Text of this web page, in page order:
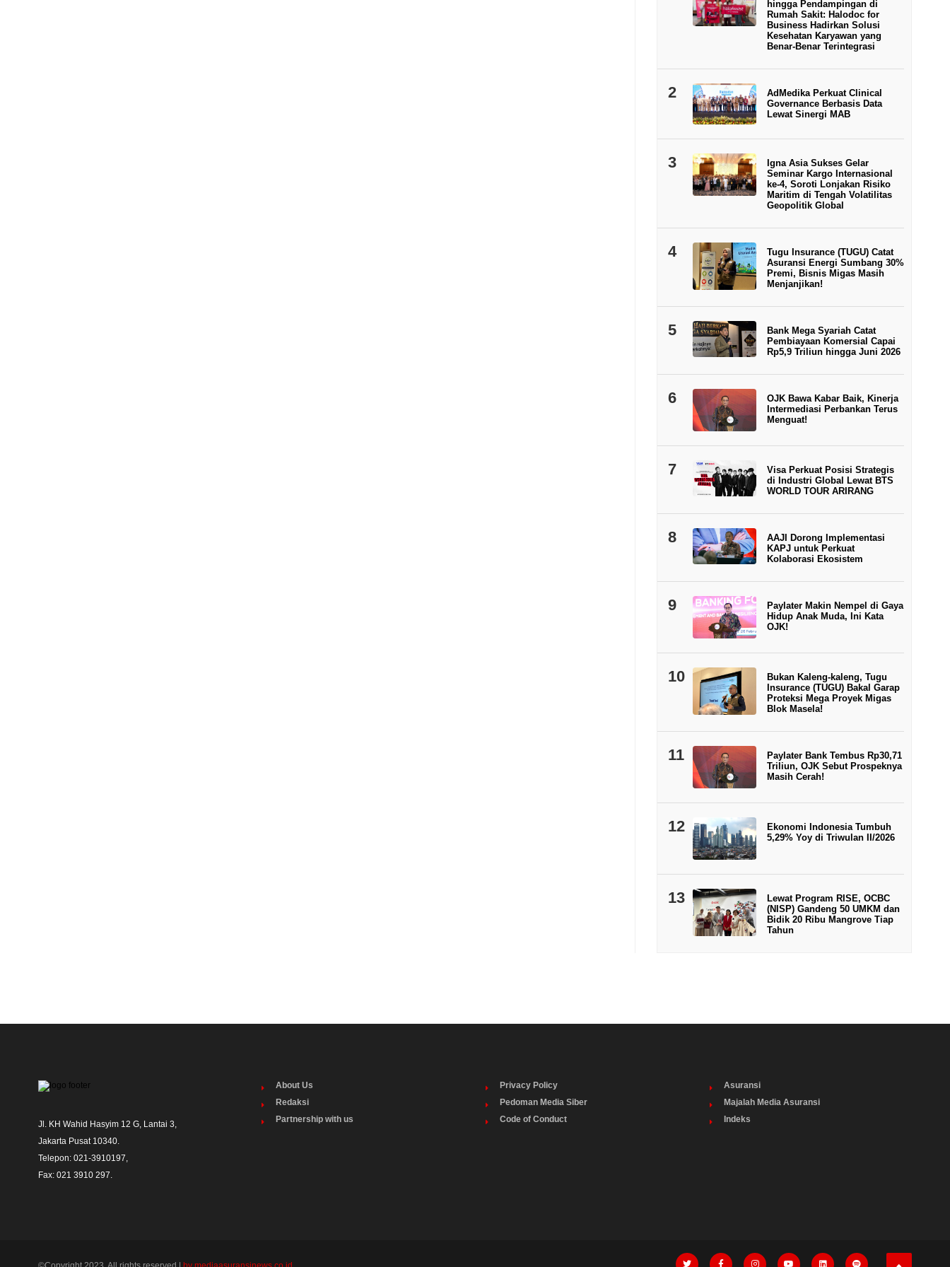
hingga Pendampingan di
Rumah Sakit: Halodoc for
Business Hadirkan Solusi
Kesehatan Karyawan yang
Benar-Benar Terintegrasi
2
AdMedika Perkuat Clinical
Governance Berbasis Data
Lewat Sinergi MAB
3
Igna Asia Sukses Gelar
Seminar Kargo Internasional
ke-4, Soroti Lonjakan Risiko
Maritim di Tengah Volatilitas
Geopolitik Global
4
Tugu Insurance (TUGU) Catat
Asuransi Energi Sumbang 30%
Premi, Bisnis Migas Masih
Menjanjikan!
5
Bank Mega Syariah Catat
Pembiayaan Komersial Capai
Rp5,9 Triliun hingga Juni 2026
6
OJK Bawa Kabar Baik, Kinerja
Intermediasi Perbankan Terus
Menguat!
7
Visa Perkuat Posisi Strategis
di Industri Global Lewat BTS
WORLD TOUR ARIRANG
8
AAJI Dorong Implementasi
KAPJ untuk Perkuat
Kolaborasi Ekosistem
9
Paylater Makin Nempel di Gaya
Hidup Anak Muda, Ini Kata
OJK!
10
Bukan Kaleng-kaleng, Tugu
Insurance (TUGU) Bakal Garap
Proteksi Mega Proyek Migas
Blok Masela!
11
Paylater Bank Tembus Rp30,71
Triliun, OJK Sebut Prospeknya
Masih Cerah!
12
Ekonomi Indonesia Tumbuh
5,29% Yoy di Triwulan II/2026
13
Lewat Program RISE, OCBC
(NISP) Gandeng 50 UMKM dan
Bidik 20 Ribu Mangrove Tiap
Tahun
Jl. KH Wahid Hasyim 12 G, Lantai 3,
Jakarta Pusat 10340.
Telepon: 021-3910197,
Fax: 021 3910 297.
About Us
Redaksi
Partnership with us
Privacy Policy
Pedoman Media Siber
Code of Conduct
Asuransi
Majalah Media Asuransi
Indeks